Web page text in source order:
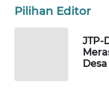
Pilihan Editor
JTP-
WAHANA
HEALTH